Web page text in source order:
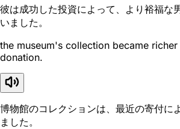
彼は成功した投資によって、より裕福な
いました。
the museum's collection became
donation.
博物館のコレクションは、最近の寄付に
ました。